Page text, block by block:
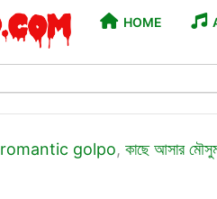
HOME
romantic golpo, কাছে আসার